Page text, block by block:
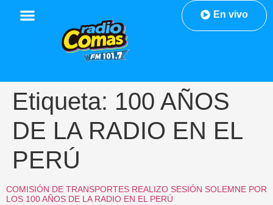
En vivo
Etiqueta: 100 AÑOS
DE LA RADIO EN EL
PERÚ
COMISIÓN DE TRANSPORTES REALIZO SESIÓN SOLEMNE POR
LOS 100 AÑOS DE LA RADIO EN EL PERÚ